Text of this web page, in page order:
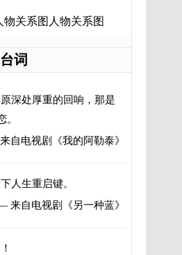
关系图人物关系图
词
深处厚重的回响，那是
。
自电视剧
《我的阿勒泰》
人生重启键。
来自电视剧
《另一种蓝》